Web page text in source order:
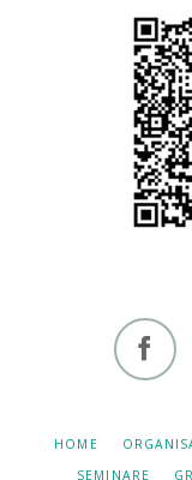
zentrum
NAVIGATION
HOME
SEMINARE